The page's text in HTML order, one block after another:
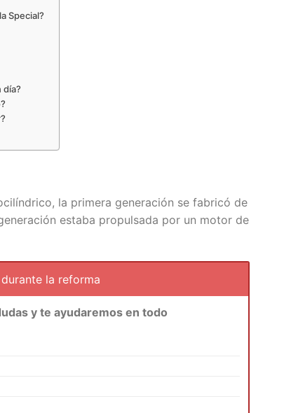
Special?
día?
la primera generación se fabricó de
estaba propulsada por un motor de
durante la reforma
y te ayudaremos en todo